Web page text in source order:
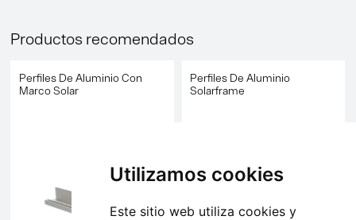
Utilizamos cookies
Este sitio web utiliza cookies y
Productos recomendados
Perfiles De Aluminio Con
Marco Solar
Perfiles De Aluminio
Solarframe